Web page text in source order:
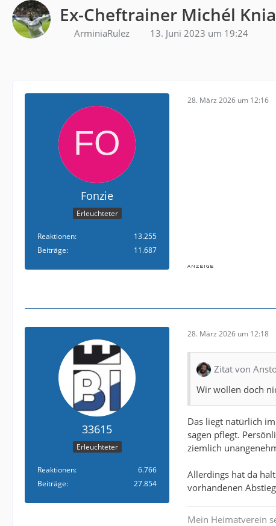
Ex-Cheftrainer Michél
ArminiaRulez 13. Juni 2023 um 19:24
Fonzie
Erleuchteter
Reaktionen
13.255
Beiträge
11.687
28. März 2026 um 12:16
33615
Erleuchteter
Reaktionen
6.766
Beiträge
27.854
28. März 2026 um 12:18
Zitat von
Wir wollen doch
Das liegt natürlich
sagen pflegt.
ziemlich
Allerdings hat da
vorhandenen
Mein Heimatverein